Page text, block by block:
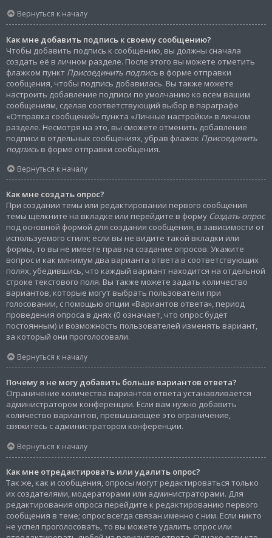
Вернуться к началу
Как мне добавить подпись к своему сообщению?
Чтобы добавить подпись к сообщению, вы должны сначала
создать её в личном разделе. После этого вы можете отметить
флажком пункт Присоединить подпись в форме отправки
сообщения, чтобы подпись добавилась. Вы также можете
настроить добавление подписи по умолчанию ко всем вашим
сообщениям, сделав соответствующий выбор в параграфе
«Отправка сообщений» пункта «Личные настройки» в личном
разделе. Несмотря на это, вы сможете отменить добавление
подписи в отдельных сообщениях, убрав флажок Присоединить
подпись в форме отправки сообщения.
Вернуться к началу
Как мне создать опрос?
При создании темы или редактировании первого сообщения
темы щёлкните на вкладке или перейдите в форму Создать опрос
под основной формой для создания сообщения, в зависимости от
используемого стиля; если вы не видите такой вкладки или
формы, то вы не имеете прав на создание опросов. Укажите
вопрос и как минимум два варианта ответа в соответствующих
полях, убедившись, что каждый вариант находится на отдельной
строке текстового поля. Вы также можете задать количество
вариантов, которые могут выбрать пользователи при
голосовании, с помощью опции «Вариантов ответа», период
проведения опроса в днях (0 означает, что опрос будет
постоянным) и возможность пользователей изменять вариант,
за который они проголосовали.
Вернуться к началу
Почему я не могу добавить больше вариантов ответа?
Ограничение количества вариантов ответа устанавливается
администратором конференции. Если вам нужно добавить
количество вариантов, превышающее это ограничение,
свяжитесь с администратором конференции.
Вернуться к началу
Как мне отредактировать или удалить опрос?
Так же, как и сообщения, опросы могут редактироваться только
их создателями, модераторами или администраторами. Для
редактирования опроса перейдите к редактированию первого
сообщения в теме; опрос всегда связан именно с ним. Если никто
не успел проголосовать, то вы можете удалить опрос или